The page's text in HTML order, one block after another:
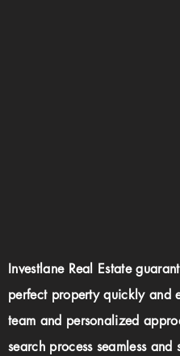
Investlane Real Estate
perfect property quickly and
team and personalized
search process seamless and